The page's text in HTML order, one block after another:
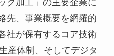
ク加工」の主要企業に
先、事業概要を網羅的
社が保有するコア技術
産体制、そしてデジタ